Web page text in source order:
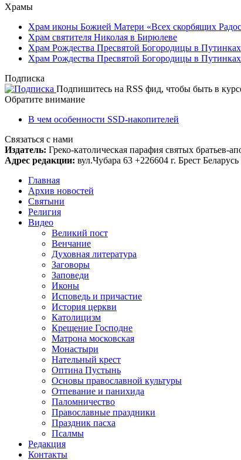
Храмы
Храм иконы Божией Матери «Всех скорбящих
Храм святителя Николая в Бирюлеве
Храм Рождества Пресвятой Богородицы в Путинках
Храм Рождества Пресвятой Богородицы в Путинках
Подписка
Подпишитесь на RSS фид, чтобы быть в
Обратите внимание
В чем особенности SSD-накопителей
Связаться с нами
Издатель: Греко-католическая парафия святых братьев-
Адрес редакции: вул.Чубара 63 +226604 г. Брест
Главная
Архив новостей
Святыни
Религия
Видео
Великий пост
Венчание
Духовная литература
Заговоры
Заповеди
Иконы
Исповедь и причастие
История церкви
Католицизм
Крещение Господне
Матрона московская
Монастыри
Нательный крест
Оптина Пустынь
Основы православной культуры
Отпевание и панихида
Паломничество
Православные праздники
Праздник пасха
Псалмы
Редакция
Контакты